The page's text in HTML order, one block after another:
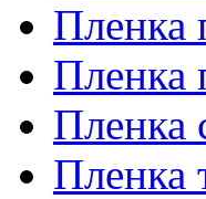
Пленка
Пленка